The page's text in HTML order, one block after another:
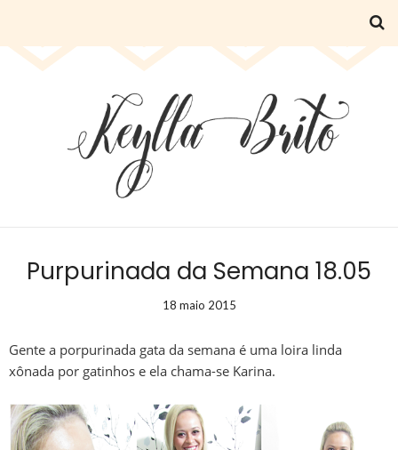
Purpurinada da Semana 18.05
18 maio 2015
Gente a porpurinada gata da semana é uma loira linda
xônada por gatinhos e ela chama-se Karina.